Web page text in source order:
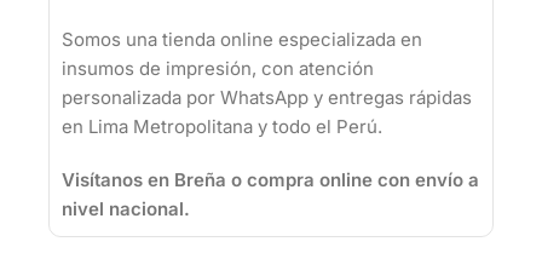
Somos una tienda online especializada en
insumos de impresión, con atención
personalizada por WhatsApp y entregas rápidas
en Lima Metropolitana y todo el Perú.
Visítanos en Breña o compra online con envío a
nivel nacional.